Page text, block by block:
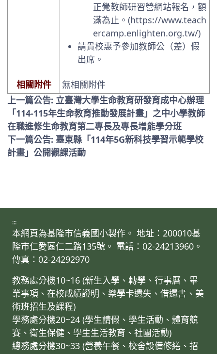
正覺教師研習營網站報名，額
滿為止。(https://www.teach
ercamp.enlighten.org.tw/)
請貴校惠予參加教師公（差）假
出席。
相關附件
無相關附件
上一篇公告: 立臺灣大學生命教育研發育成中心辦理
「114-115年生命教育推動發展計畫」之中小學教師
在職進修生命教育第二專長及專長增能學分班
下一篇公告: 臺東縣「114年5G新科技學習示範學校
計畫」公開觀課活動
:::
本網頁為基隆市信義國小製作。 地址：200010基
隆市仁愛區仁二路135號。 電話：02-24213960。
傳真：02-24292970
教務處分機10~16 (新生入學、轉學、行事曆、畢
業事項、在校成績證明、樂學卡遺失、借還書、美
術班招生及課程)
學務處分機20~24 (學生請假、學生活動、體育競
賽、衛生保健、學生生活教育、社團活動)
總務處分機30~33 (營養午餐、校舍設備修繕、招